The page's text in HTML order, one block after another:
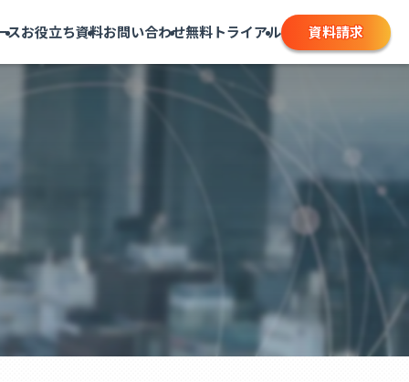
スお役立ち資料お問い合わせ無料トライアル 資料請求